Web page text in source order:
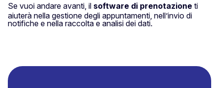
Se vuoi andare avanti, il software di prenotazione ti
aiuterà nella gestione degli appuntamenti, nell’invio di
notifiche e nella raccolta e analisi dei dati.